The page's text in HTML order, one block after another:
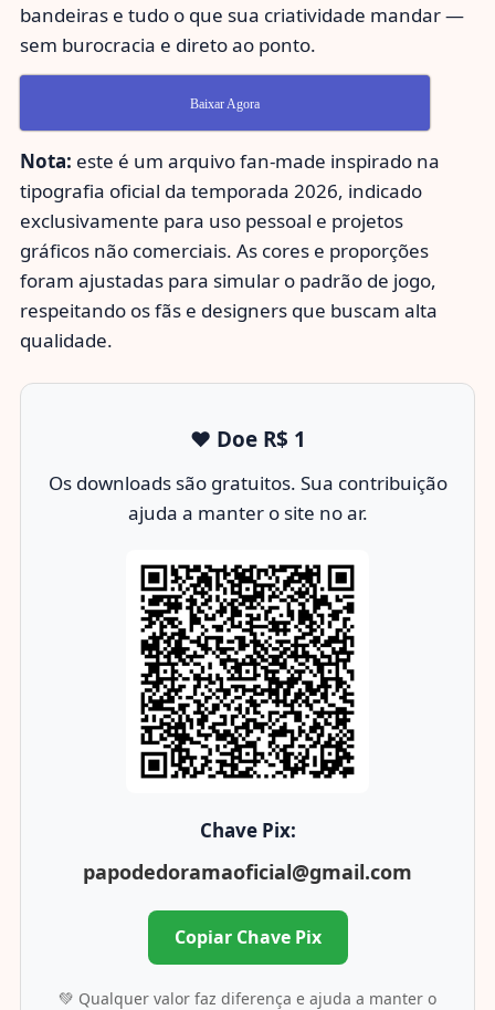
bandeiras e tudo o que sua criatividade mandar —
sem burocracia e direto ao ponto.
Baixar Agora
Nota: este é um arquivo fan-made inspirado na
tipografia oficial da temporada 2026, indicado
exclusivamente para uso pessoal e projetos
gráficos não comerciais. As cores e proporções
foram ajustadas para simular o padrão de jogo,
respeitando os fãs e designers que buscam alta
qualidade.
❤️ Doe R$ 1
Os downloads são gratuitos. Sua contribuição
ajuda a manter o site no ar.
Chave Pix:
papodedoramaoficial@gmail.com
Copiar Chave Pix
💚 Qualquer valor faz diferença e ajuda a manter o